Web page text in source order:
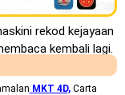
rekod kejayaan
kembali lagi.
MKT 4D,Carta